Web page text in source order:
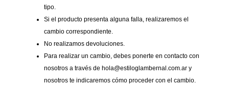
tipo.
Si el producto presenta alguna falla, realizaremos el
cambio correspondiente.
No realizamos devoluciones.
Para realizar un cambio, debes ponerte en contacto con
nosotros a través de hola@estiloglambernal.com.ar y
nosotros te indicaremos cómo proceder con el cambio.